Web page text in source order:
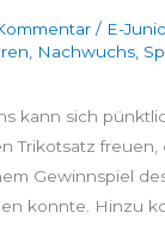
/ E-
Nachwuchs
kann sich
Trikotsatz freuen,
Gewinnspiel
konnte. Hinzu